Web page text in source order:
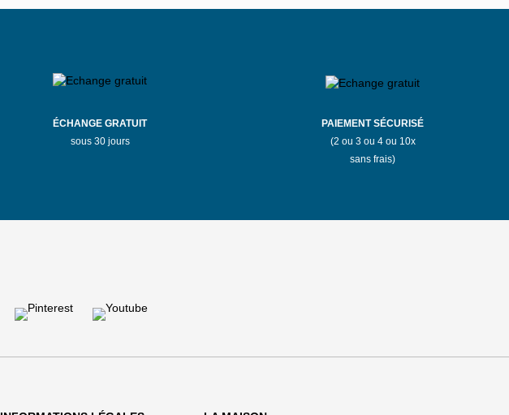
ÉCHANGE GRATUIT
sous 30 jours
PAIEMENT SÉCURISÉ
(2 ou 3 ou 4 ou 10x
sans frais)